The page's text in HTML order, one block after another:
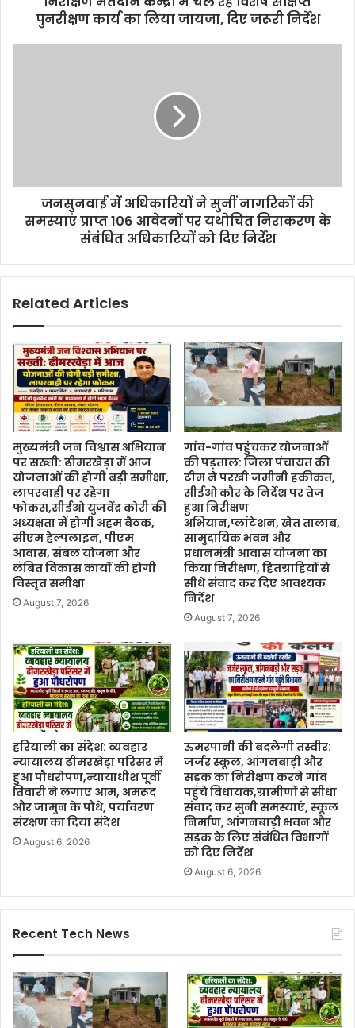
s
पुनरीक्षण कार्य का लिया जायजा, दिए जरूरी निर्देश
जनसुनवाई में अधिकारियों ने सुनीं नागरिकों की
समस्याएं प्राप्त 106 आवेदनों पर यथोचित निराकरण के
संबंधित अधिकारियों को दिए निर्देश
Related Articles
मुख्यमंत्री जन विश्वास अभियान
पर सख्ती: ढीमरखेड़ा में आज
योजनाओं की होगी बड़ी समीक्षा,
लापरवाही पर रहेगा
फोकस,सीईओ युजवेंद्र कोरी की
अध्यक्षता में होगी अहम बैठक,
सीएम हेल्पलाइन, पीएम
आवास, संबल योजना और
लंबित विकास कार्यों की होगी
विस्तृत समीक्षा
August 7, 2026
गांव-गांव पहुंचकर योजनाओं
की पड़ताल: जिला पंचायत की
टीम ने परखी जमीनी हकीकत,
सीईओ कौर के निर्देश पर तेज
हुआ निरीक्षण
अभियान,प्लांटेशन, खेत तालाब,
सामुदायिक भवन और
प्रधानमंत्री आवास योजना का
किया निरीक्षण, हितग्राहियों से
सीधे संवाद कर दिए आवश्यक
निर्देश
August 7, 2026
हरियाली का संदेश: व्यवहार
न्यायालय ढीमरखेड़ा परिसर में
हुआ पौधरोपण,न्यायाधीश पूर्वी
तिवारी ने लगाए आम, अमरूद
और जामुन के पौधे, पर्यावरण
संरक्षण का दिया संदेश
August 6, 2026
ऊमरपानी की बदलेगी तस्वीर:
जर्जर स्कूल, आंगनबाड़ी और
सड़क का निरीक्षण करने गांव
पहुंचे विधायक,ग्रामीणों से सीधा
संवाद कर सुनी समस्याएं, स्कूल
निर्माण, आंगनबाड़ी भवन और
सड़क के लिए संबंधित विभागों
को दिए निर्देश
August 6, 2026
Recent Tech News